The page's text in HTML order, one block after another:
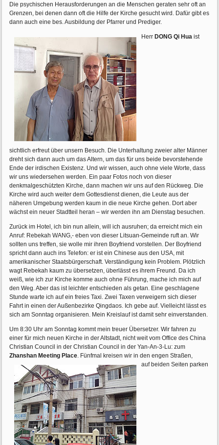
Die psychischen Herausforderungen an die Menschen geraten sehr oft an
Grenzen, bei denen dann oft die Hilfe der Kirche gesucht wird. Dafür gibt es
dann auch eine bes. Ausbildung der Pfarrer und Prediger.
Herr DONG Qi Hua ist
sichtlich erfreut über unsern Besuch. Die Unterhaltung zweier alter Männer
dreht sich dann auch um das Altern, um das für uns beide bevorstehende
Ende der irdischen Existenz. Und wir wissen, auch ohne viele Worte, dass
wir uns wiedersehen werden. Ein paar Fotos noch von dieser
denkmalgeschützten Kirche, dann machen wir uns auf den Rückweg. Die
Kirche wird auch weiter dem Gottesdienst dienen, die Leute aus der
näheren Umgebung werden kaum in die neue Kirche gehen. Dort aber
wächst ein neuer Stadtteil heran – wir werden ihn am Dienstag besuchen.
Zurück im Hotel, ich bin nun allein, will ich ausruhen; da erreicht mich ein
Anruf: Rebekah WANG,- eben von dieser Litsuan-Gemeinde ruft an. Wir
sollten uns treffen, sie wolle mir ihren Boyfriend vorstellen. Der Boyfriend
spricht dann auch ins Telefon: er ist ein Chinese aus den USA, mit
amerikanischer Staatsbürgerschaft. Verständigung kein Problem. Plötzlich
wagt Rebekah kaum zu übersetzen, überlässt es ihrem Freund. Da ich
weiß, wie ich zur Kirche komme auch ohne Führung, mache ich mich auf
den Weg. Aber das ist leichter entschieden als getan. Eine geschlagene
Stunde warte ich auf ein freies Taxi. Zwei Taxen verweigern sich dieser
Fahrt in einen der Außenbezirke Qingdaos. Ich gebe auf. Vielleicht lässt es
sich am Sonntag organisieren. Mein Kreislauf ist damit sehr einverstanden.
Um 8:30 Uhr am Sonntag kommt mein treuer Übersetzer. Wir fahren zu
einer für mich neuen Kirche in der Altstadt, nicht weit vom Office des China
Christian Council in der Christian Council in der Yan-An-3-Lu: zum
Zhanshan Meeting Place. Fünfmal kreisen wir in den engen Straßen,
auf beiden Seiten parken